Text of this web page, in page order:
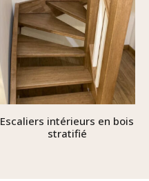
Escaliers intérieurs en bois
stratifié